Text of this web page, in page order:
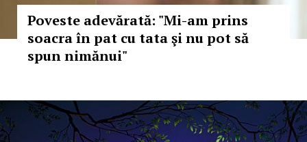
Poveste adevărată: "Mi-am prins
soacra în pat cu tata şi nu pot să
spun nimănui"